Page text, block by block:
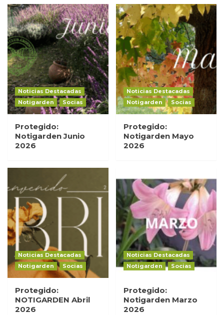
Noticias Destacadas
Notigarden
Socias
Protegido:
Notigarden Junio
2026
Noticias Destacadas
Notigarden
Socias
Protegido:
Notigarden Mayo
2026
Noticias Destacadas
Notigarden
Socias
Protegido:
NOTIGARDEN Abril
2026
Noticias Destacadas
Notigarden
Socias
Protegido:
Notigarden Marzo
2026